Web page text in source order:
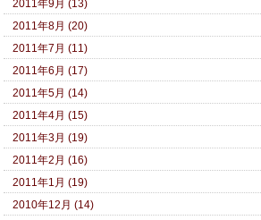
2011年9月 (13)
2011年8月 (20)
2011年7月 (11)
2011年6月 (17)
2011年5月 (14)
2011年4月 (15)
2011年3月 (19)
2011年2月 (16)
2011年1月 (19)
2010年12月 (14)